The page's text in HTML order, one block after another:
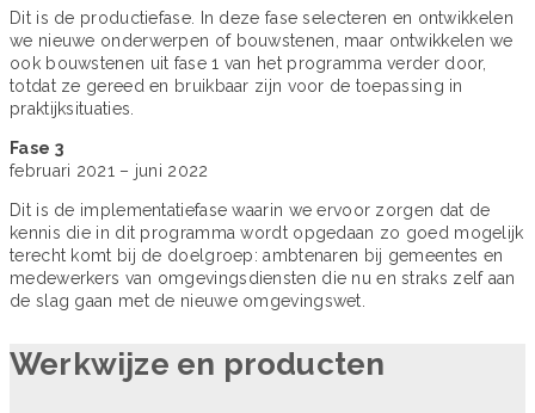
Dit is de productiefase. In deze fase selecteren en ontwikkelen
we nieuwe onderwerpen of bouwstenen, maar ontwikkelen we
ook bouwstenen uit fase 1 van het programma verder door,
totdat ze gereed en bruikbaar zijn voor de toepassing in
praktijksituaties.
Fase 3
februari 2021 – juni 2022
Dit is de implementatiefase waarin we ervoor zorgen dat de
kennis die in dit programma wordt opgedaan zo goed mogelijk
terecht komt bij de doelgroep: ambtenaren bij gemeentes en
medewerkers van omgevingsdiensten die nu en straks zelf aan
de slag gaan met de nieuwe omgevingswet.
Werkwijze en producten